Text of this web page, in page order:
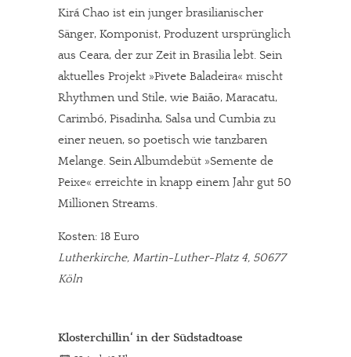
Kirá Chao ist ein junger brasilianischer
Sänger, Komponist, Produzent ursprünglich
aus Ceara, der zur Zeit in Brasilia lebt. Sein
aktuelles Projekt »Pivete Baladeira« mischt
Rhythmen und Stile, wie Baião, Maracatu,
Carimbó, Pisadinha, Salsa und Cumbia zu
einer neuen, so poetisch wie tanzbaren
Melange. Sein Albumdebüt »Semente de
Peixe« erreichte in knapp einem Jahr gut 50
Millionen Streams.
Kosten: 18 Euro
Lutherkirche, Martin-Luther-Platz 4, 50677
Köln
Klosterchillin‘ in der Südstadtoase